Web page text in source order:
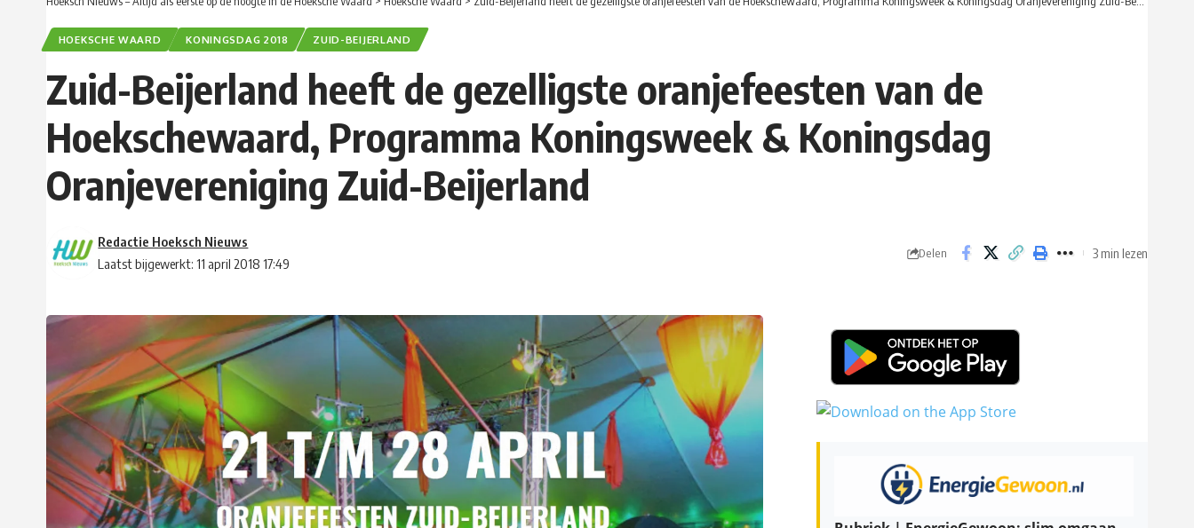
HOEKSCHE WAARD KONINGSDAG 2018 ZUID-BEIJERLAND
Zuid-Beijerland heeft de gezelligste oranjefeesten van de
Hoekschewaard, Programma Koningsweek & Koningsdag
Oranjevereniging Zuid-Beijerland
Laatst bijgewerkt: 11 april 2018 17:49
Redactie Hoeksch Nieuws
Delen 3 min lezen